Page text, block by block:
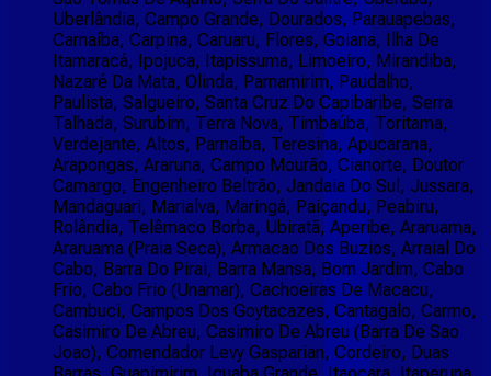
Uberlândia, Campo Grande, Dourados, Parauapebas,
Carnaíba, Carpina, Caruaru, Flores, Goiana, Ilha De
Itamaracá, Ipojuca, Itapissuma, Limoeiro, Mirandiba,
Nazaré Da Mata, Olinda, Parnamirim, Paudalho,
Paulista, Salgueiro, Santa Cruz Do Capibaribe, Serra
Talhada, Surubim, Terra Nova, Timbaúba, Toritama,
Verdejante, Altos, Parnaíba, Teresina, Apucarana,
Arapongas, Araruna, Campo Mourão, Cianorte, Doutor
Camargo, Engenheiro Beltrão, Jandaia Do Sul, Jussara,
Mandaguari, Marialva, Maringá, Paiçandu, Peabiru,
Rolândia, Telêmaco Borba, Ubiratã, Aperibe, Araruama,
Araruama (Praia Seca), Armacao Dos Buzios, Arraial Do
Cabo, Barra Do Pirai, Barra Mansa, Bom Jardim, Cabo
Frio, Cabo Frio (Unamar), Cachoeiras De Macacu,
Cambuci, Campos Dos Goytacazes, Cantagalo, Carmo,
Casimiro De Abreu, Casimiro De Abreu (Barra De Sao
Joao), Comendador Levy Gasparian, Cordeiro, Duas